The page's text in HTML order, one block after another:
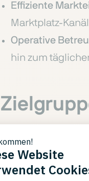
Effiziente
Marktplatz-
Operative
hin zum
Das Angebot von
Großunternehmen
möchten. Der